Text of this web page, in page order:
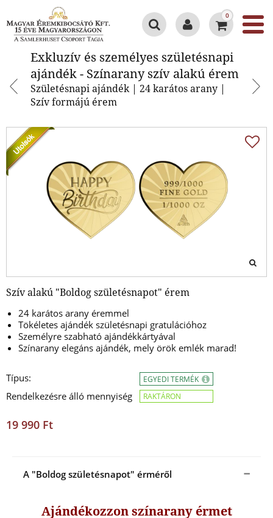
0
Exkluzív és személyes születésnapi
ajándék - Színarany szív alakú érem
Születésnapi ajándék | 24 karátos arany |
Szív formájú érem
Szív alakú "Boldog születésnapot" érem
24 karátos arany éremmel
Tökéletes ajándék születésnapi gratulációhoz
Személyre szabható ajándékkártyával
Színarany elegáns ajándék, mely örök emlék marad!
Típus:
Rendelkezésre álló mennyiség
EGYEDI TERMÉK
RAKTÁRON
19 990 Ft
A "Boldog születésnapot" érméről
Ajándékozzon színarany érmet
Exkluzív és személyes
születésnapi ajándék - Színarany
szív alakú érem